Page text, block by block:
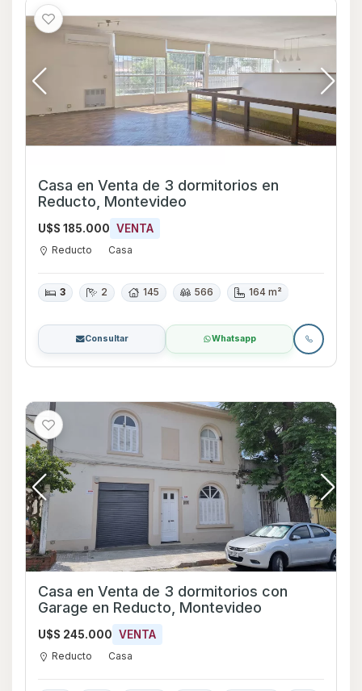
Casa en Venta de 3 dormitorios en
Reducto, Montevideo
U$S 185.000 VENTA
Reducto Casa
3 2 145 566 164 m²
Consultar Whatsapp
Casa en Venta de 3 dormitorios con
Garage en Reducto, Montevideo
U$S 245.000 VENTA
Reducto Casa